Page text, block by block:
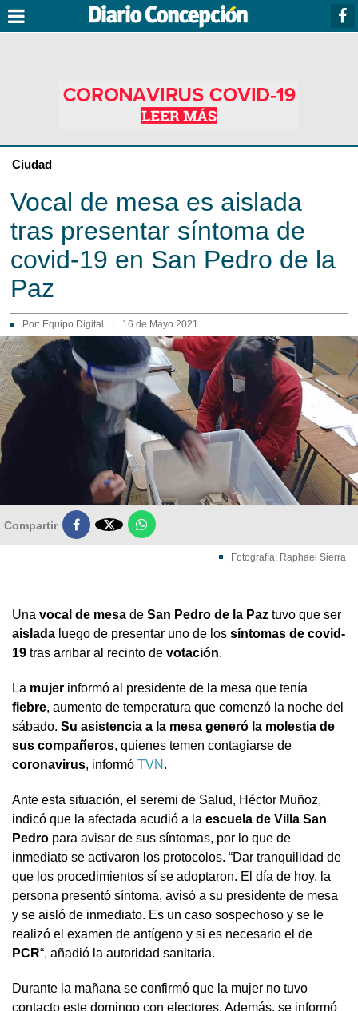
Ciudad
Vocal de mesa es aislada
tras presentar síntoma de
covid-19 en San Pedro de la
Paz
Por: Equipo Digital 16 de Mayo 2021
Compartir 
Fotografía: Raphael Sierra
Una vocal de mesa de San Pedro de la Paz tuvo que ser
aislada luego de presentar uno de los síntomas de covid-
19 tras arribar al recinto de votación.
La mujer informó al presidente de la mesa que tenía
fiebre, aumento de temperatura que comenzó la noche del
sábado. Su asistencia a la mesa generó la molestia de
sus compañeros, quienes temen contagiarse de
coronavirus, informó TVN .
Ante esta situación, el seremi de Salud, Héctor Muñoz,
indicó que la afectada acudió a la escuela de Villa San
Pedro para avisar de sus síntomas, por lo que de
inmediato se activaron los protocolos. “Dar tranquilidad de
que los procedimientos sí se adoptaron. El día de hoy, la
persona presentó síntoma, avisó a su presidente de mesa
y se aisló de inmediato. Es un caso sospechoso y se le
realizó el examen de antígeno y si es necesario el de
PCR“, añadió la autoridad sanitaria.
Durante la mañana se confirmó que la mujer no tuvo
contacto este domingo con electores. Además, se informó